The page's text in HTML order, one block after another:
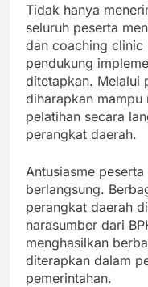
Tidak hanya
seluruh peserta
dan coaching clinic
pendukung
ditetapkan. Melalui
diharapkan mampu
pelatihan secara
perangkat daerah.
Antusiasme
berlangsung.
perangkat daerah
narasumber dari
menghasilkan
diterapkan dalam
pemerintahan.